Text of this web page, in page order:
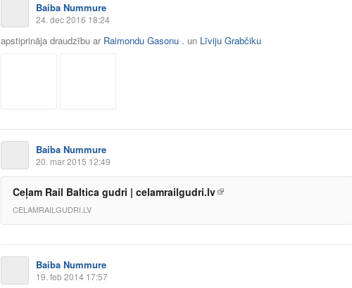
Baiba Nummure
24. dec 2016 18:24
apstiprināja draudzību ar Raimondu Gasonu . un Līviju Grabčiku
Baiba Nummure
20. mar 2015 12:49
Ceļam Rail Baltica gudri | celamrailgudri.lv
CELAMRAILGUDRI.LV
Baiba Nummure
19. feb 2014 17:57